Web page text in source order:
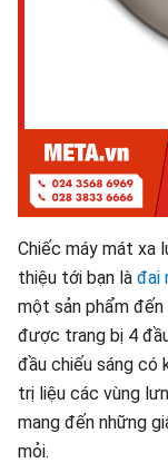
Chiếc máy mát xa
thiệu tới bạn là đai
một sản phẩm
được trang bị 4
đầu chiếu sáng có
trị liệu các vùng
mang đến những
mỏi.